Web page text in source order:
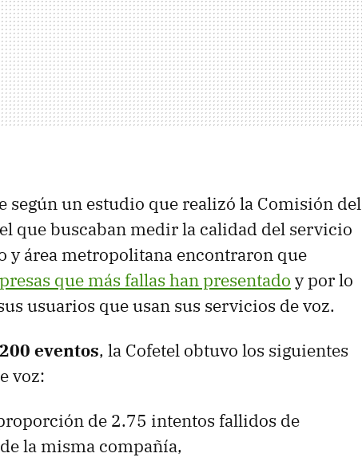
según un estudio que realizó la Comisión del
que buscaban medir la calidad del servicio
y área metropolitana encontraron que
que más fallas han presentado y por lo
usuarios que usan sus servicios de voz.
eventos, la Cofetel obtuvo los siguientes
voz:
de 2.75 intentos fallidos de
la misma compañía,